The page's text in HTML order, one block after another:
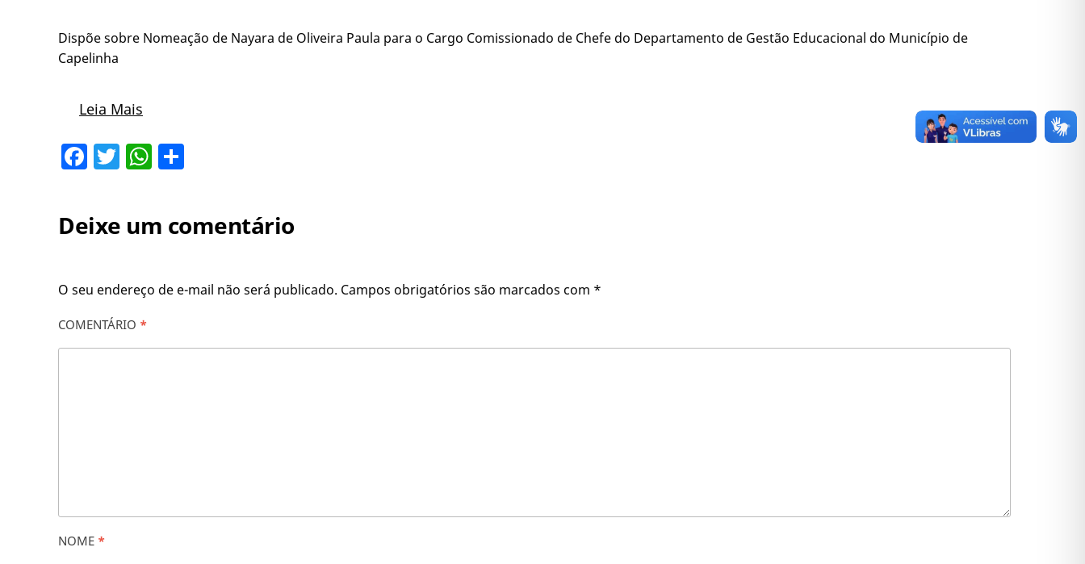
Dispõe sobre Nomeação de Nayara de Oliveira Paula para o Cargo Comissionado de Chefe do Departamento de Gestão Educacional do Município de
Capelinha
Leia Mais
Facebook
TwitterWhatsApp
Deixe um comentário
O seu endereço de e-mail não será publicado. Campos obrigatórios são marcados com *
COMENTÁRIO *
NOME *